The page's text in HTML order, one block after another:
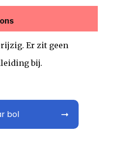
Er zit geen
bij.
bol